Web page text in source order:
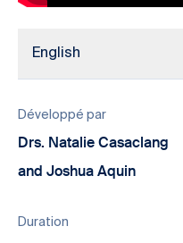
English
Développé par
Drs. Natalie Casaclang
and Joshua Aquin
Duration